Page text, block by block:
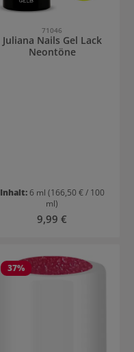
71046
Juliana Nails Gel Lack
Neontöne
Inhalt: 6 ml (166,50 € / 100
ml)
Regulärer Preis:
9,99 €
37%